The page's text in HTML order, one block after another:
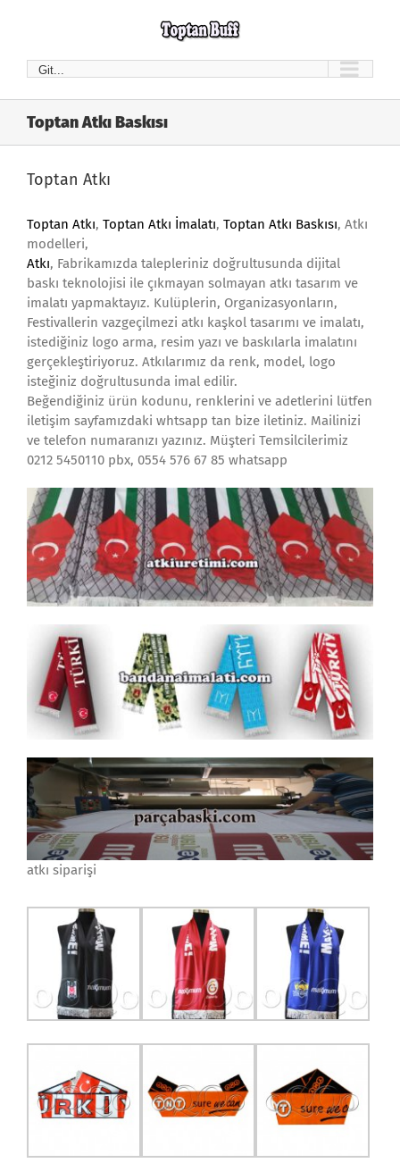
Git...
Toptan Atkı Baskısı
Toptan Atkı
Toptan Atkı, Toptan Atkı İmalatı, Toptan Atkı Baskısı, Atkı
modelleri,
Atkı, Fabrikamızda talepleriniz doğrultusunda dijital
baskı teknolojisi ile çıkmayan solmayan atkı tasarım ve
imalatı yapmaktayız. Kulüplerin, Organizasyonların,
Festivallerin vazgeçilmezi atkı kaşkol tasarımı ve imalatı,
istediğiniz logo arma, resim yazı ve baskılarla imalatını
gerçekleştiriyoruz. Atkılarımız da renk, model, logo
isteğiniz doğrultusunda imal edilir.
Beğendiğiniz ürün kodunu, renklerini ve adetlerini lütfen
iletişim sayfamızdaki whtsapp tan bize iletiniz. Mailinizi
ve telefon numaranızı yazınız. Müşteri Temsilcilerimiz
0212 5450110 pbx, 0554 576 67 85 whatsapp
atkı siparişi